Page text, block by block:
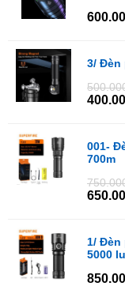
3/ Đèn
001-
700m
1/ Đèn
5000